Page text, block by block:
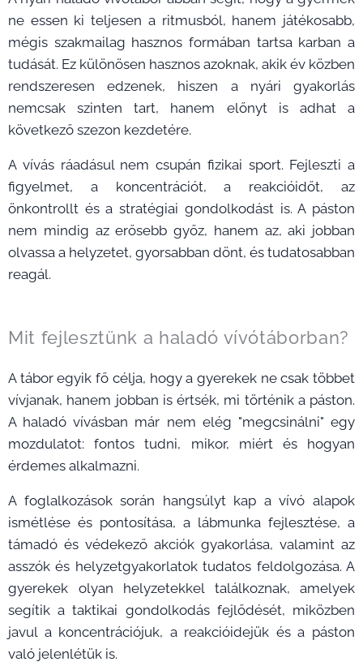
ne essen ki teljesen a ritmusból, hanem játékosabb,
mégis szakmailag hasznos formában tartsa karban a
tudását. Ez különösen hasznos azoknak, akik év közben
rendszeresen edzenek, hiszen a nyári gyakorlás
nemcsak szinten tart, hanem előnyt is adhat a
következő szezon kezdetére.
A vívás ráadásul nem csupán fizikai sport. Fejleszti a
figyelmet, a koncentrációt, a reakcióidőt, az
önkontrollt és a stratégiai gondolkodást is. A páston
nem mindig az erősebb győz, hanem az, aki jobban
olvassa a helyzetet, gyorsabban dönt, és tudatosabban
reagál.
Mit fejlesztünk a haladó vívótáborban?
A tábor egyik fő célja, hogy a gyerekek ne csak többet
vívjanak, hanem jobban is értsék, mi történik a páston.
A haladó vívásban már nem elég "megcsinálni" egy
mozdulatot: fontos tudni, mikor, miért és hogyan
érdemes alkalmazni.
A foglalkozások során hangsúlyt kap a vívó alapok
ismétlése és pontosítása, a lábmunka fejlesztése, a
támadó és védekező akciók gyakorlása, valamint az
asszók és helyzetgyakorlatok tudatos feldolgozása. A
gyerekek olyan helyzetekkel találkoznak, amelyek
segítik a taktikai gondolkodás fejlődését, miközben
javul a koncentrációjuk, a reakcióidejük és a páston
való jelenlétük is.